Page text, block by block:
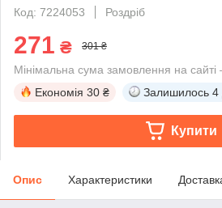
Код: 7224053
Роздріб
271 ₴ 301 ₴
Мінімальна сума замовлення на
Економія 30 ₴ Залишилось 4
Купити
Опис Характеристики